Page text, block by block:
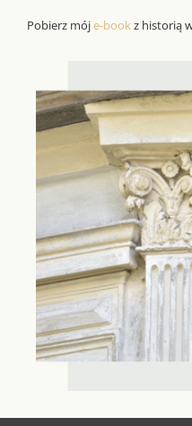
Pobierz móje-bookz historią